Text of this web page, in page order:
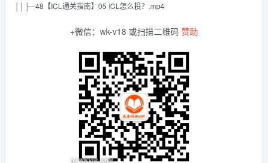
││├─48【ICL通关指南】05 ICL怎么投？.mp4
+微信：wk-v18 或扫描二维码 赞助